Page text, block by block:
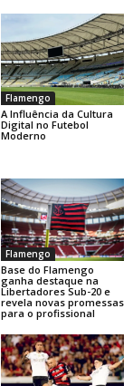
Flamengo
A Influência da Cultura
Digital no Futebol
Moderno
Flamengo
Base do Flamengo
ganha destaque na
Libertadores Sub-20 e
revela novas promessas
para o profissional